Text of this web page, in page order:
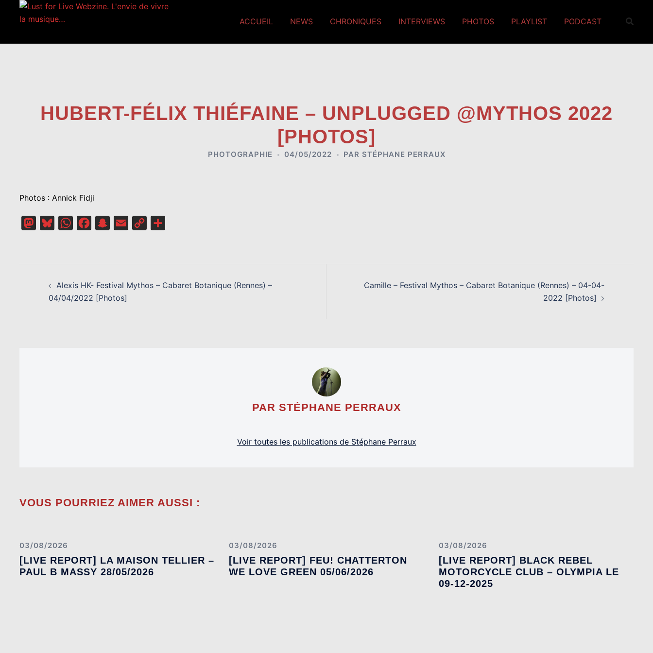
ACCUEIL NEWS CHRONIQUES INTERVIEWS PHOTOS PLAYLIST PODCAST
HUBERT-FÉLIX THIÉFAINE – UNPLUGGED @MYTHOS 2022
[PHOTOS]
PHOTOGRAPHIE 04/05/2022 PAR STÉPHANE PERRAUX
Photos : Annick Fidji
MastodonBlueskyWhatsAppFacebookSnapchat
Email
Copy
D’ARTICLE
Alexis HK- Festival Mythos – Cabaret Botanique (Rennes) –
04/04/2022 [Photos]
Camille – Festival Mythos – Cabaret Botanique (Rennes) – 04-04-
2022 [Photos]
PAR STÉPHANE PERRAUX
Voir toutes les publications de Stéphane Perraux
VOUS POURRIEZ AIMER AUSSI :
03/08/2026
[LIVE REPORT] LA MAISON TELLIER –
PAUL B MASSY 28/05/2026
03/08/2026
[LIVE REPORT] FEU! CHATTERTON
WE LOVE GREEN 05/06/2026
03/08/2026
[LIVE REPORT] BLACK REBEL
MOTORCYCLE CLUB – OLYMPIA LE
09-12-2025